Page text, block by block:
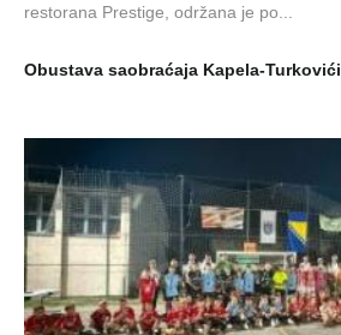
restorana Prestige, održana je po...
Obustava saobraćaja Kapela-Turkovići